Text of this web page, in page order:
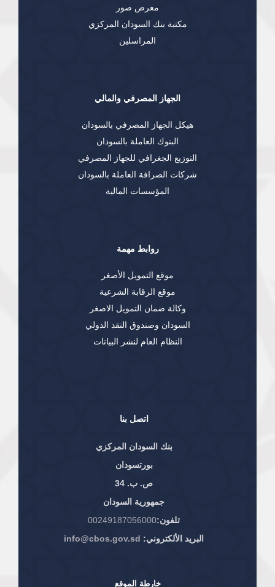
اتصل بنا
بنك السودان المركزي
بورتسودان
ص. ب. 34
جمهورية السودان
تلفون:00249187056000
البريد الألكتروني: info@cbos.gov.sd
معرض صور
مكتبة بنك السودان المركزي
المراسلين
الجهاز المصرفي والمالي
هيكل الجهاز المصرفي بالسودان
البنوك العاملة بالسودان
التوزيع الجغرافي للجهاز المصرفي
شركات الصرافة العاملة بالسودان
المؤسسات المالية
روابط مهمة
موقع التمويل الأصغر
موقع الرقابة الشرعية
وكالة ضمان التمويل الاصغر
السودان وصندوق النقد الدولي
النظام العام لنشر البيانات
خارطة الموقع